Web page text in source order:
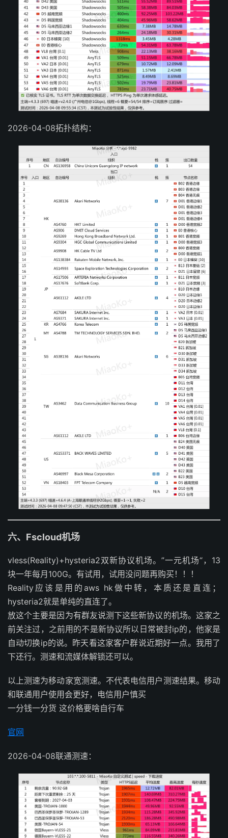
2026-04-08拓扑结构：
六、Fscloud机场
vless(Reality)+hysteria2双新协议机场。”一元机场“，13
块一年每月100G。有试用，试用没问题再购买！！！
Reality应该是用的aws hk做中转，本质还是直连；
hysteria2就是单纯的直连了。
放这个主要是因为有群友说测下这些新协议的机场。这家之
前关注过，之前用的不是新协议所以日常被封ip的，他家是
自动切换ip的说。昨天看这家客户群说近期好一点。我用了
下还行。测速和流媒体解锁还可以。
以上测速为移动家宽测速。不代表电信用户测速结果。移动
和联通用户使用会更好，电信用户慎买
一分钱一分货 这价格要啥自行车
官网
2026-04-08联通测速：